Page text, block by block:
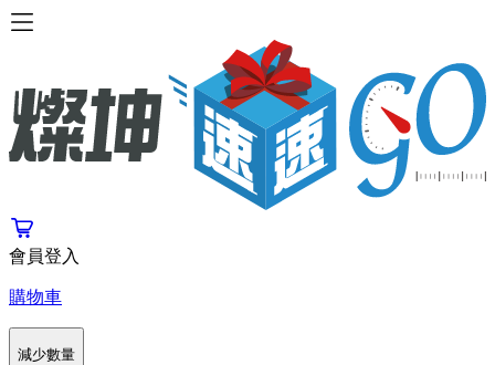
會員登入
購物車
減少數量